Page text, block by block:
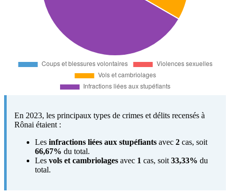
En 2023, les principaux types de crimes et délits recensés à
Rônai étaient :
Les infractions liées aux stupéfiants avec 2 cas, soit
66,67% du total.
Les vols et cambriolages avec 1 cas, soit 33,33% du
total.